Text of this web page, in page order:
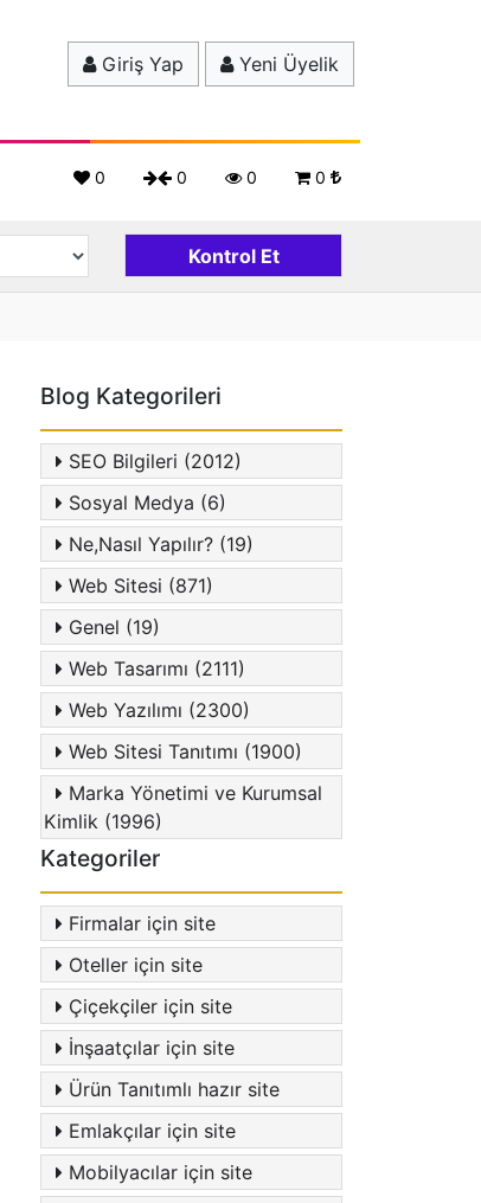
Giriş Yap Yeni Üyelik
0
0
0
0
Blog Kategorileri
SEO Bilgileri (2012)
Sosyal Medya (6)
Ne,Nasıl Yapılır? (19)
Web Sitesi (871)
Genel (19)
Web Tasarımı (2111)
Web Yazılımı (2300)
Web Sitesi Tanıtımı (1900)
Marka Yönetimi ve Kurumsal
Kimlik (1996)
Kategoriler
Firmalar için site
Oteller için site
Çiçekçiler için site
İnşaatçılar için site
Ürün Tanıtımlı hazır site
Emlakçılar için site
Mobilyacılar için site